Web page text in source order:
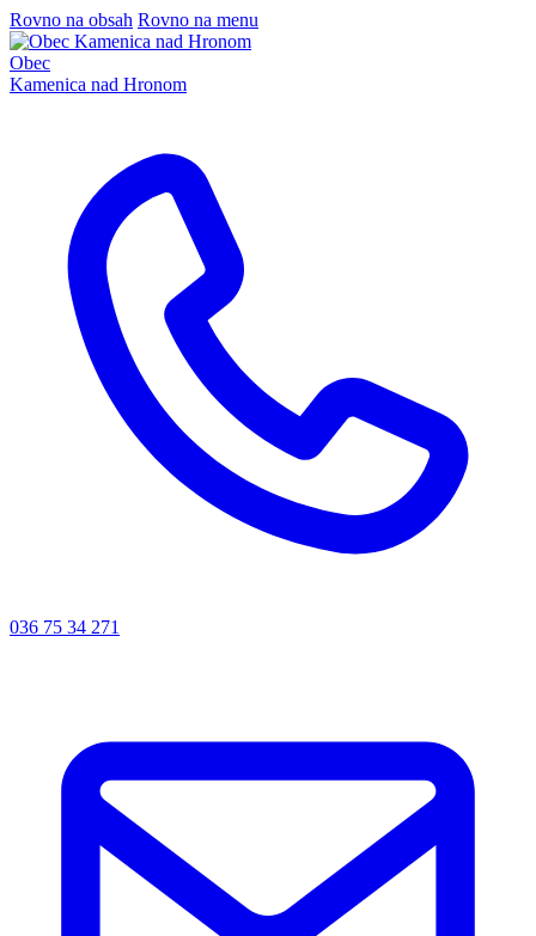
Rovno na obsah Rovno na menu
Obec
Kamenica nad Hronom
036 75 34 271